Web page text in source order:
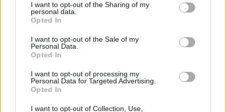
I want to opt-out of the Sharing of my
personal data.
Opted In
I want to opt-out of the Sale of my
Personal Data.
Opted In
I want to opt-out of processing my
Personal Data for Targeted Advertising.
Opted In
I want to opt-out of Collection, Use,